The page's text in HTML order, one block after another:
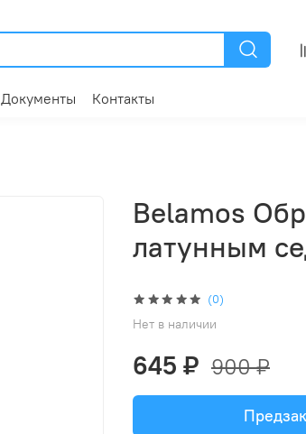
Документы Контакты
(0)
Нет в наличии
Belamos
латунным
645 ₽ 900 ₽